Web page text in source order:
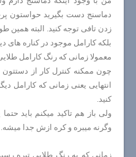
دماسنج دست بگیرید حواستون
زدن تافی توجه کنید. البته همین
بلکه کارامل موجود در کناره
معمولا زمانی که رنگ کارامل
چون ممکنه کنترل کار از
انتهایی یعنی زمانی که کارامل
کنید.
ولی باز هم تاکید میکنم باید
وگرنه میبره و کره ازش جدا میشه.
زمانی که به رنگ طلایی تیره